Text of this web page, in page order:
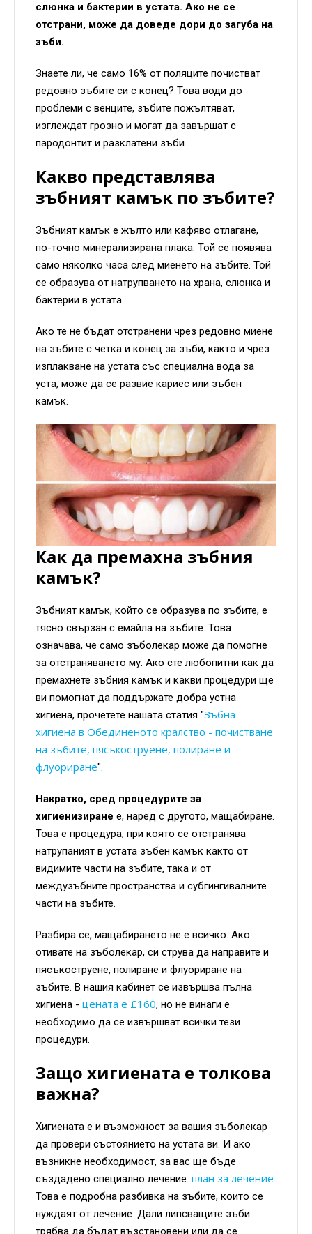
слюнка и бактерии в устата. Ако не се
отстрани, може да доведе дори до загуба на
зъби.
Знаете ли, че само 16% от поляците почистват
редовно зъбите си с конец? Това води до
проблеми с венците, зъбите пожълтяват,
изглеждат грозно и могат да завършат с
пародонтит и разклатени зъби.
Какво представлява
зъбният камък по зъбите?
Зъбният камък е жълто или кафяво отлагане,
по-точно минерализирана плака. Той се появява
само няколко часа след миенето на зъбите. Той
се образува от натрупването на храна, слюнка и
бактерии в устата.
Ако те не бъдат отстранени чрез редовно миене
на зъбите с четка и конец за зъби, както и чрез
изплакване на устата със специална вода за
уста, може да се развие кариес или зъбен
камък.
Как да премахна зъбния
камък?
Зъбният камък, който се образува по зъбите, е
тясно свързан с емайла на зъбите. Това
означава, че само зъболекар може да помогне
за отстраняването му. Ако сте любопитни как да
премахнете зъбния камък и какви процедури ще
ви помогнат да поддържате добра устна
хигиена, прочетете нашата статия "Зъбна
хигиена в Обединеното кралство - почистване
на зъбите, пясъкоструене, полиране и
флуориране".
Накратко, сред процедурите за
хигиенизиране е, наред с другото, мащабиране.
Това е процедура, при която се отстранява
натрупаният в устата зъбен камък както от
видимите части на зъбите, така и от
междузъбните пространства и субгингивалните
части на зъбите.
Разбира се, мащабирането не е всичко. Ако
отивате на зъболекар, си струва да направите и
пясъкоструене, полиране и флуориране на
зъбите. В нашия кабинет се извършва пълна
хигиена - цената е £160, но не винаги е
необходимо да се извършват всички тези
процедури.
Защо хигиената е толкова
важна?
Хигиената е и възможност за вашия зъболекар
да провери състоянието на устата ви. И ако
възникне необходимост, за вас ще бъде
създадено специално лечение. план за лечение.
Това е подробна разбивка на зъбите, които се
нуждаят от лечение. Дали липсващите зъби
трябва да бъдат възстановени или да се